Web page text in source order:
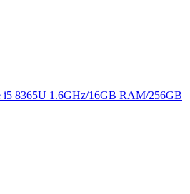
i5 8365U 1.6GHz/16GB RAM/256GB